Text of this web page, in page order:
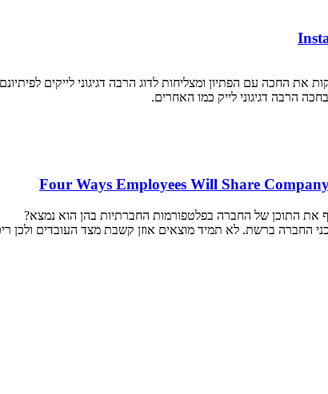
את החכה עם הפתיון ומצליחות לדוג הרבה דגיגוני לייקים
הרבה דגיגוני לייק כמו האחרים.
את התוכן של החברה בפלטפורמות החברתיות בהן הוא נמצא?
ברשת. לא תמיד מוצאים אוזן קשבת מצד העובדים ולכן